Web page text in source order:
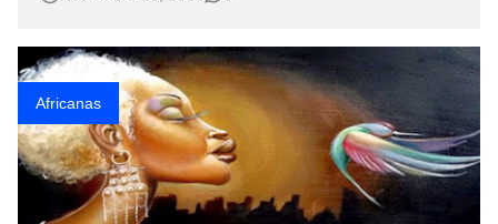
gran variedad de s…
Africanas